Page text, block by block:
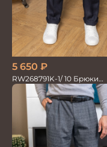
5 650 ₽
RW268791K-1/ 10 Брюки
мужские т.син. 100% Лён